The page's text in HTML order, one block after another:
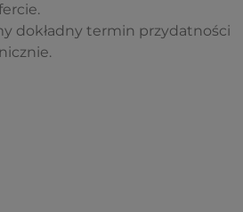
dokładny termin przydatności